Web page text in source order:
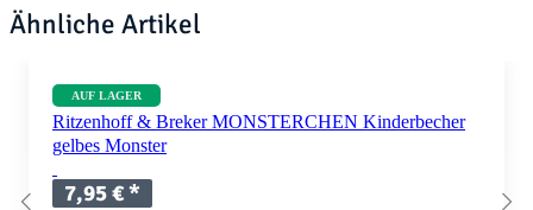
Ähnliche Artikel
AUF LAGER
Ritzenhoff & Breker MONSTERCHEN Kinderbecher
gelbes Monster
7,95 €*